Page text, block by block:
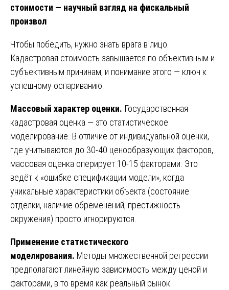
стоимости — научный взгляд на фискальный
произвол
Чтобы победить, нужно знать врага в лицо.
Кадастровая стоимость завышается по объективным и
субъективным причинам, и понимание этого — ключ к
успешному оспариванию.
Массовый характер оценки. Государственная
кадастровая оценка — это статистическое
моделирование. В отличие от индивидуальной оценки,
где учитываются до 30-40 ценообразующих факторов,
массовая оценка оперирует 10-15 факторами. Это
ведёт к «ошибке спецификации модели», когда
уникальные характеристики объекта (состояние
отделки, наличие обременений, престижность
окружения) просто игнорируются.
Применение статистического
моделирования. Методы множественной регрессии
предполагают линейную зависимость между ценой и
факторами, в то время как реальный рынок